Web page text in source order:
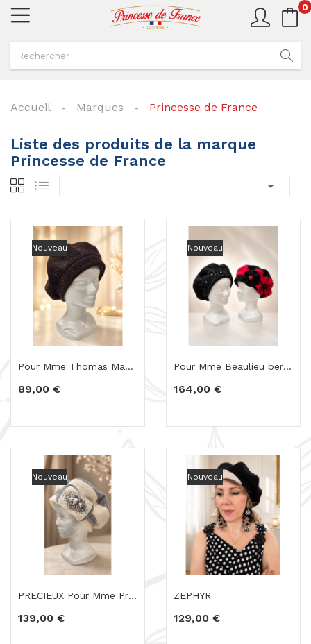
0
Accueil Marques Princesse de France
Liste des produits de la marque
Princesse de France

Nouveau
Pour Mme Thomas Magnifique chocolat
89,00 €
Nouveau
Pour Mme Beaulieu beret Mélodie +NYMPHEA
164,00 €
Nouveau
PRECIEUX Pour Mme Prigent
139,00 €
Nouveau
ZEPHYR
129,00 €